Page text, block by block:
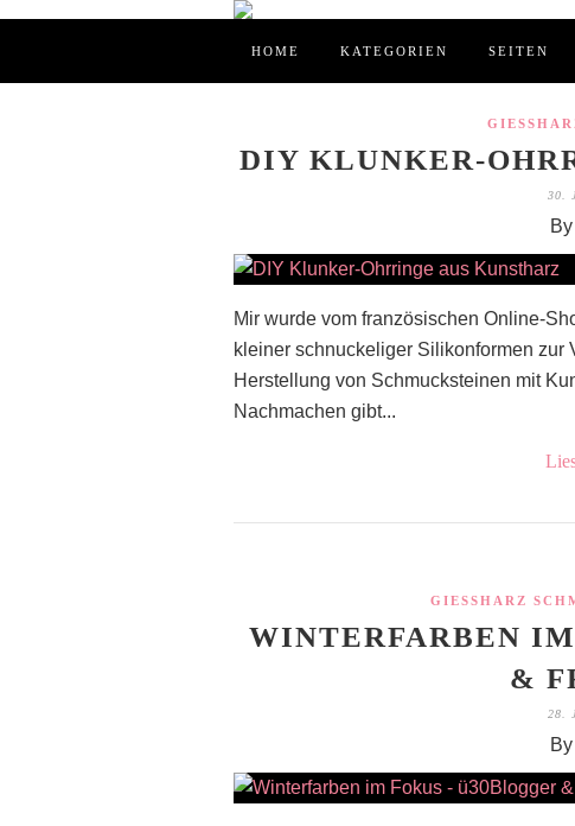
HOME KATEGORIEN SEITEN
DIY KLUNKER-
30.
Mir wurde vom französischen Online-
kleiner schnuckeliger Silikonformen zur
Herstellung von Schmucksteinen mit
Nachmachen gibt...
GIESSHARZ
WINTERFARBEN
&
28.